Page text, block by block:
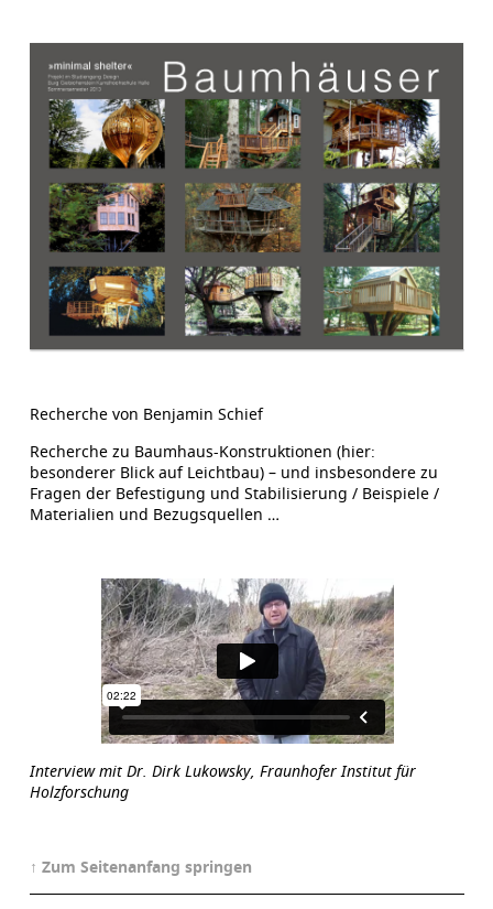
Recherche von Benjamin Schief
Recherche zu Baumhaus-Konstruktionen (hier:
besonderer Blick auf Leichtbau) – und insbesondere zu
Fragen der Befestigung und Stabilisierung / Beispiele /
Materialien und Bezugsquellen …
Interview mit Dr. Dirk Lukowsky, Fraunhofer Institut für
Holzforschung
↑ Zum Seitenanfang springen